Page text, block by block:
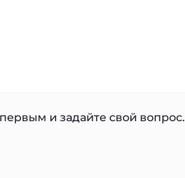
и задайте свой вопрос.